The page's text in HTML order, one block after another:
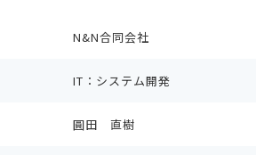
N&N合同会社
IT：システム開発
圓田 直樹